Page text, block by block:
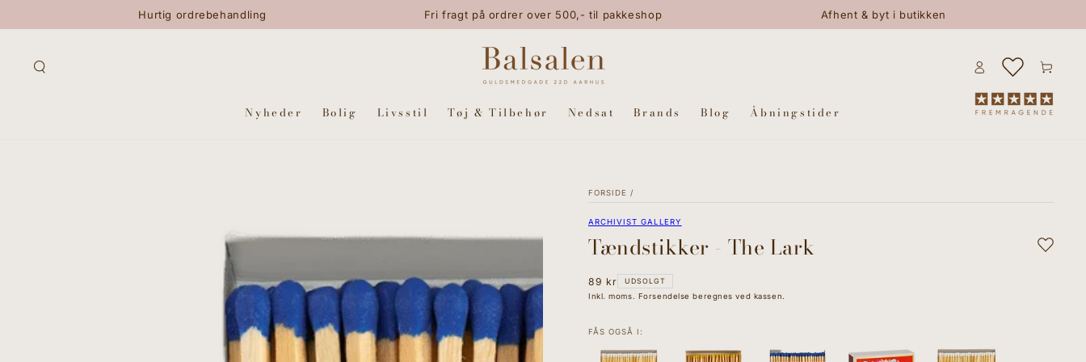
Hurtig ordrebehandling Fri fragt på ordrer over 500,- til pakkeshop Afhent & byt i butikken
Nyheder Bolig Livsstil Tøj & Tilbehør Nedsat Brands Blog Åbningstider
ind
Kurv
FORSIDE /
ARCHIVIST GALLERY
Tændstikker - The Lark
Normal
pris
89 kr
UDSOLGT
Inkl. moms. Forsendelse beregnes ved kassen.
FÅS OGSÅ I: